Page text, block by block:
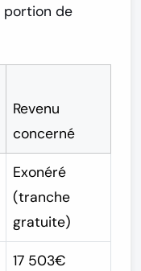
portion de
Revenu
concerné
Exonéré
(tranche
gratuite)
17 503€